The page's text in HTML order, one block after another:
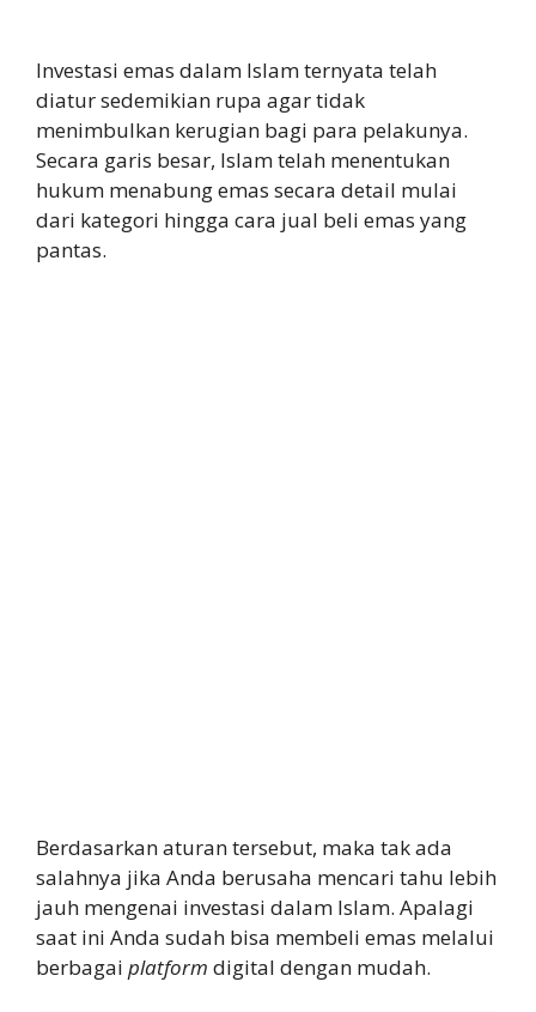
Investasi emas dalam Islam ternyata telah
diatur sedemikian rupa agar tidak
menimbulkan kerugian bagi para pelakunya.
Secara garis besar, Islam telah menentukan
hukum menabung emas secara detail mulai
dari kategori hingga cara jual beli emas yang
pantas.
Berdasarkan aturan tersebut, maka tak ada
salahnya jika Anda berusaha mencari tahu lebih
jauh mengenai investasi dalam Islam. Apalagi
saat ini Anda sudah bisa membeli emas melalui
berbagai platform digital dengan mudah.